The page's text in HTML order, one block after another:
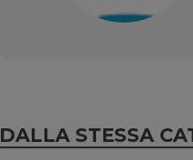
DALLA STESSA